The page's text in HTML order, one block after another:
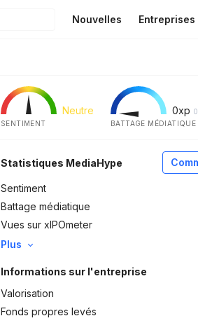
Nouvelles Entreprises
Neutre
SENTIMENT
0xp
BATTAGE MÉDIATIQUE
Statistiques MediaHype
Sentiment
Battage médiatique
Vues sur xIPOmeter
Plus
Informations sur l'entreprise
Valorisation
Fonds propres levés